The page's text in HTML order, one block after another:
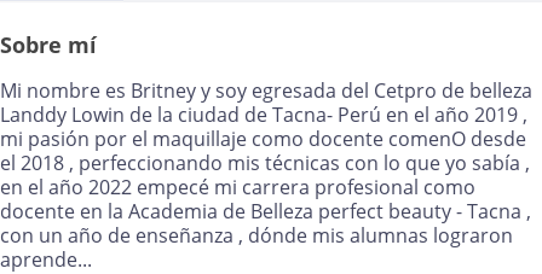
Sobre mí
Mi nombre es Britney y soy egresada del Cetpro de belleza
Landdy Lowin de la ciudad de Tacna- Perú en el año 2019 ,
mi pasión por el maquillaje como docente comenO desde
el 2018 , perfeccionando mis técnicas con lo que yo sabía ,
en el año 2022 empecé mi carrera profesional como
docente en la Academia de Belleza perfect beauty - Tacna ,
con un año de enseñanza , dónde mis alumnas lograron
aprende...